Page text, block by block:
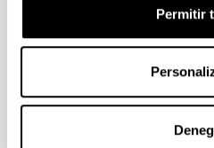
Permitir
Perfil de ingreso
Si tienes vocación